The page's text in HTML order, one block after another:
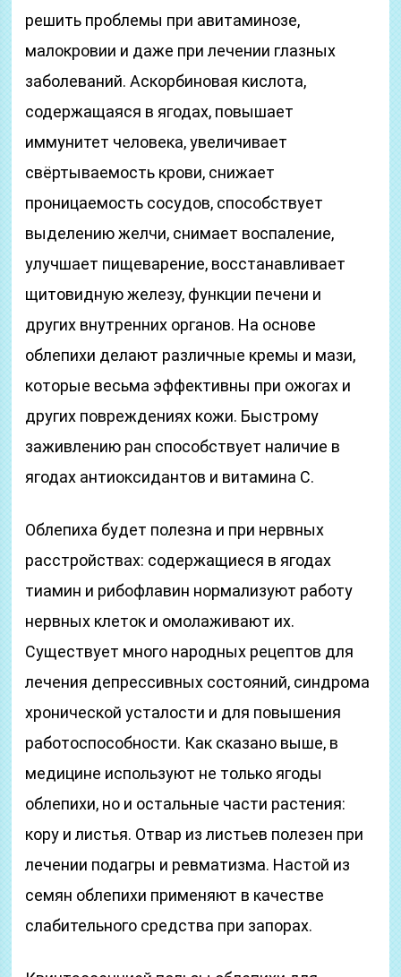
решить проблемы при авитаминозе,
малокровии и даже при лечении глазных
заболеваний. Аскорбиновая кислота,
содержащаяся в ягодах, повышает
иммунитет человека, увеличивает
свёртываемость крови, снижает
проницаемость сосудов, способствует
выделению желчи, снимает воспаление,
улучшает пищеварение, восстанавливает
щитовидную железу, функции печени и
других внутренних органов. На основе
облепихи делают различные кремы и мази,
которые весьма эффективны при ожогах и
других повреждениях кожи. Быстрому
заживлению ран способствует наличие в
ягодах антиоксидантов и витамина С.
Облепиха будет полезна и при нервных
расстройствах: содержащиеся в ягодах
тиамин и рибофлавин нормализуют работу
нервных клеток и омолаживают их.
Существует много народных рецептов для
лечения депрессивных состояний, синдрома
хронической усталости и для повышения
работоспособности. Как сказано выше, в
медицине используют не только ягоды
облепихи, но и остальные части растения:
кору и листья. Отвар из листьев полезен при
лечении подагры и ревматизма. Настой из
семян облепихи применяют в качестве
слабительного средства при запорах.